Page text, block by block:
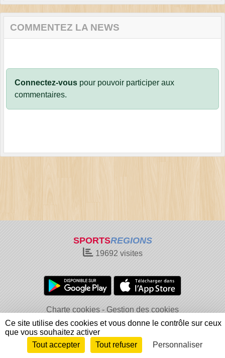
COMMENTEZ LA NEWS
Connectez-vous pour pouvoir participer aux
commentaires.
SPORTSREGIONS
19692 visites
Charte cookies
Gestion des cookies
Informations légales
Signaler un contenu inapproprié
Envie de participer ? Connexion
Ce site utilise des cookies et vous donne le contrôle sur ceux
que vous souhaitez activer
Tout accepter
Tout refuser Personnaliser